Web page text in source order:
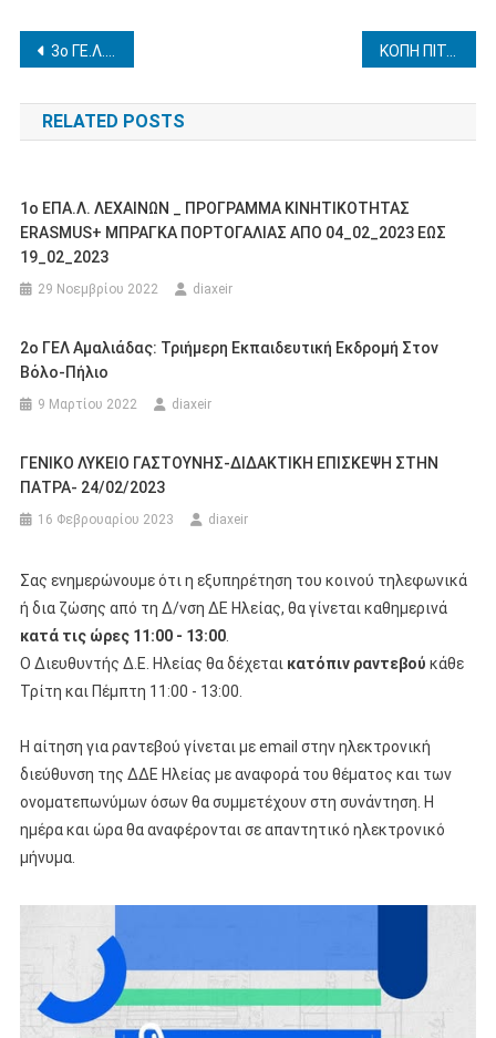
Πλοήγηση
άρθρων
3ο ΓΕ.Λ. ΠΥΡΓΟΥ – ΕΚΠΑΙΔΕΥΤΙΚΗ ΕΠΙΣΚΕΨΗ ΣΤΟΝ ΒΟΛΟ 20-22/4/2024
RELATED POSTS
1ο ΕΠΑ.Λ. ΛΕΧΑΙΝΩΝ _ ΠΡΟΓΡΑΜΜΑ ΚΙΝΗΤΙΚΟΤΗΤΑΣ
ERASMUS+ ΜΠΡΑΓΚΑ ΠΟΡΤΟΓΑΛΙΑΣ ΑΠΟ 04_02_2023 ΕΩΣ
19_02_2023
29 Νοεμβρίου 2022 diaxeir
2ο ΓΕΛ Αμαλιάδας: Τριήμερη Εκπαιδευτική Εκδρομή Στον
Βόλο-Πήλιο
9 Μαρτίου 2022 diaxeir
ΓΕΝΙΚΟ ΛΥΚΕΙΟ ΓΑΣΤΟΥΝΗΣ-ΔΙΔΑΚΤΙΚΗ ΕΠΙΣΚΕΨΗ ΣΤΗΝ
ΠΑΤΡΑ- 24/02/2023
16 Φεβρουαρίου 2023 diaxeir
Σας ενημερώνουμε ότι η εξυπηρέτηση του κοινού τηλεφωνικά
ή δια ζώσης από τη Δ/νση ΔΕ Ηλείας, θα γίνεται καθημερινά
κατά τις ώρες 11:00 - 13:00.
Ο Διευθυντής Δ.Ε. Ηλείας θα δέχεται κατόπιν ραντεβού κάθε
Τρίτη και Πέμπτη 11:00 - 13:00.
Η αίτηση για ραντεβού γίνεται με email στην ηλεκτρονική
διεύθυνση της ΔΔΕ Ηλείας με αναφορά του θέματος και των
ονοματεπωνύμων όσων θα συμμετέχουν στη συνάντηση. Η
ημέρα και ώρα θα αναφέρονται σε απαντητικό ηλεκτρονικό
μήνυμα.